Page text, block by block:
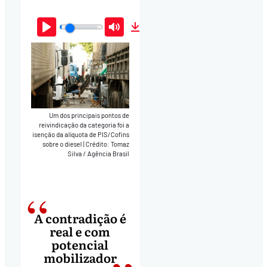
Play Mute
Um dos principais pontos de
reivindicação da categoria foi a
isenção da alíquota de PIS/Cofins
sobre o diesel Crédito: Tomaz
Silva / Agência Brasil
A contradição é
real e com
potencial
mobilizador